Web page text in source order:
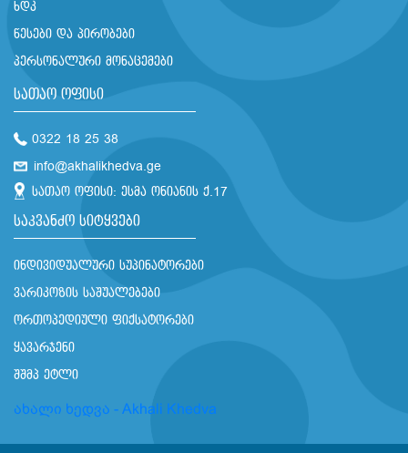
ხდკ
წესები და პირობები
პერსონალური მონაცემები
სათაო ოფისი
0322 18 25 38
info@akhalikhedva.ge
სათაო ოფისი: ესმა ონიანის ქ.17
საკვანძო სიტყვები
ინდივიდუალური სუპინატორები
ვარიკოზის საშუალებები
ორთოპედიული ფიქსატორები
ყავარჯენი
შშმპ ეტლი
ახალი ხედვა - Akhali Khedva